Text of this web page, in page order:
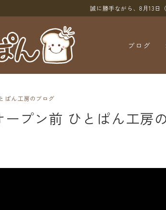
誠に勝手ながら、8月13日
ブログ
ぱん工房のブログ
ープン前 ひとぱん工房